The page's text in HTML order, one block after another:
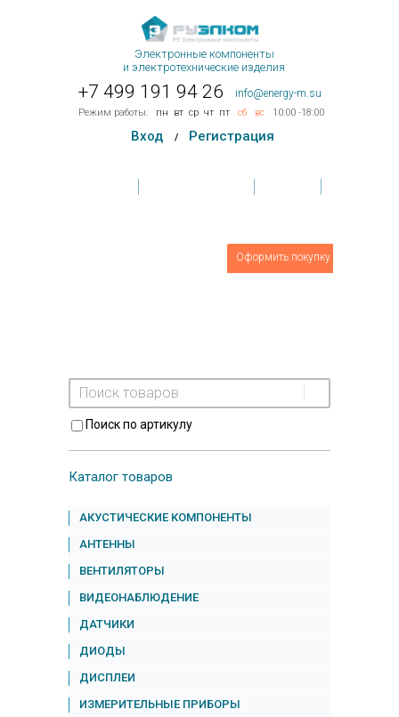
Электронные компоненты
и электротехнические изделия
+7 499 191 94 26 info@energy-m.su
Режим работы: пн вт ср чт пт сб вс 10:00 -18:00
Вход / Регистрация
Оформить покупку
Поиск по артикулу
Каталог товаров
АКУСТИЧЕСКИЕ КОМПОНЕНТЫ
АНТЕННЫ
ВЕНТИЛЯТОРЫ
ВИДЕОНАБЛЮДЕНИЕ
ДАТЧИКИ
ДИОДЫ
ДИСПЛЕИ
ИЗМЕРИТЕЛЬНЫЕ ПРИБОРЫ